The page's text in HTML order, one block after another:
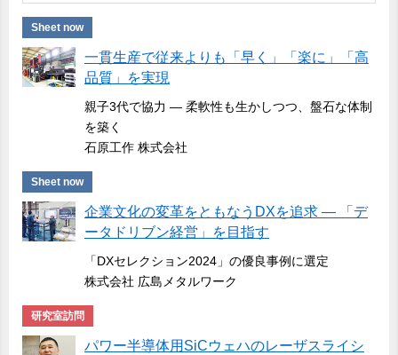
Sheet now
一貫生産で従来よりも「早く」「楽に」「高
品質」を実現
親子3代で協力 ― 柔軟性も生かしつつ、盤石な体制
を築く
石原工作 株式会社
Sheet now
企業文化の変革をともなうDXを追求 ― 「デ
ータドリブン経営」を目指す
「DXセレクション2024」の優良事例に選定
株式会社 広島メタルワーク
研究室訪問
パワー半導体用SiCウェハのレーザスライシ